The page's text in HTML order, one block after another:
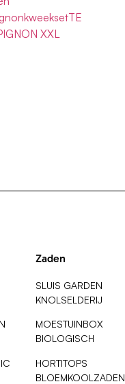
XXL
Zaden
SLUIS GARDEN
KNOLSELDERIJ
MOESTUINBOX
BIOLOGISCH
HORTITOPS
BLOEMKOOLZADEN